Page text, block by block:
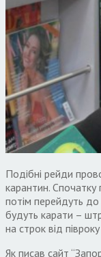
Подібні рейди
карантин.
потім перейдуть до
будуть карати –
на строк від
Як писав сайт